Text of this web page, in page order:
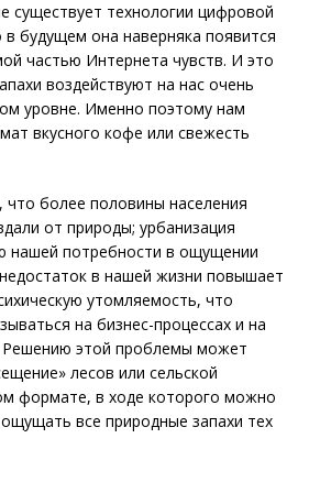
существует технологии цифровой
в будущем она наверняка появится
частью Интернета чувств. И это
воздействуют на нас очень
уровне. Именно поэтому нам
вкусного кофе или свежесть
что более половины населения
от природы; урбанизация
нашей потребности в ощущении
в нашей жизни повышает
утомляемость, что
на бизнес-процессах и на
этой проблемы может
лесов или сельской
формате, в ходе которого можно
все природные запахи тех